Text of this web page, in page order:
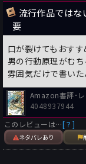
流行作品では
要
口が裂けてもおす
男の行動原理がむ
雰囲気だけで書いた
Amazon書評･
4048937944
このレビューは…[？]
ネタバレあり